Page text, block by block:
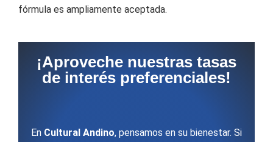
fórmula es ampliamente aceptada.
¡Aproveche nuestras tasas
de interés preferenciales!
En Cultural Andino, pensamos en su bienestar. Si